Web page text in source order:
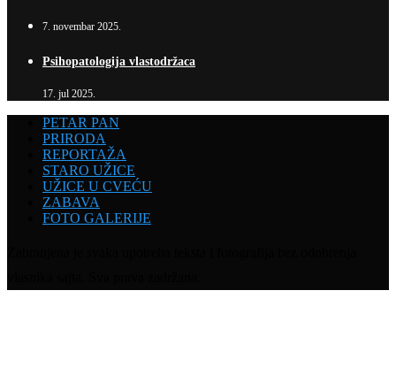
7. novembar 2025.
Psihopatologija vlastodržaca
17. jul 2025.
PETAR PAN
PRIRODA
REPORTAŽA
STARO UŽICE
UŽICE U CVEĆU
ZABAVA
FOTO GALERIJE